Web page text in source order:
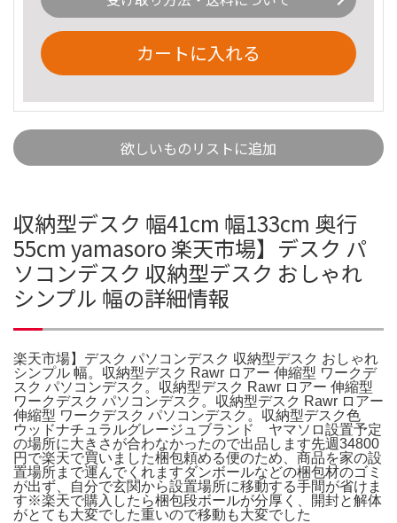
カートに入れる
欲しいものリストに追加
収納型デスク 幅41cm 幅133cm 奥行
55cm yamasoro 楽天市場】デスク パ
ソコンデスク 収納型デスク おしゃれ
シンプル 幅の詳細情報
楽天市場】デスク パソコンデスク 収納型デスク おしゃれ
シンプル 幅。収納型デスク Rawr ロアー 伸縮型 ワークデ
スク パソコンデスク。収納型デスク Rawr ロアー 伸縮型
ワークデスク パソコンデスク。収納型デスク Rawr ロアー
伸縮型 ワークデスク パソコンデスク。収納型デスク色
ウッドナチュラルグレージュブランド ヤマソロ設置予定
の場所に大きさが合わなかったので出品します先週34800
円で楽天で買いました梱包頼める便のため、商品を家の設
置場所まで運んでくれますダンボールなどの梱包材のゴミ
が出ず、自分で玄関から設置場所に移動する手間が省けま
す※楽天で購入したら梱包段ボールが分厚く、開封と解体
がとても大変でした重いので移動も大変でした